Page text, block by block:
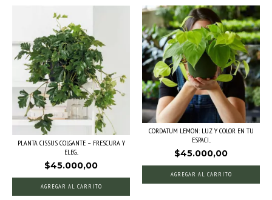
PLANTA CISSUS COLGANTE – FRESCURA Y
ELEG...
$45.000,00
CORDATUM LEMON: LUZ Y COLOR EN TU
ESPACI...
$45.000,00